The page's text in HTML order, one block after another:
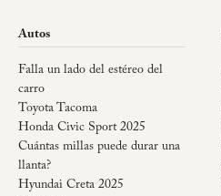
Autos
Falla un lado del estéreo del
carro
Toyota Tacoma
Honda Civic Sport 2025
Cuántas millas puede durar una
llanta?
Hyundai Creta 2025